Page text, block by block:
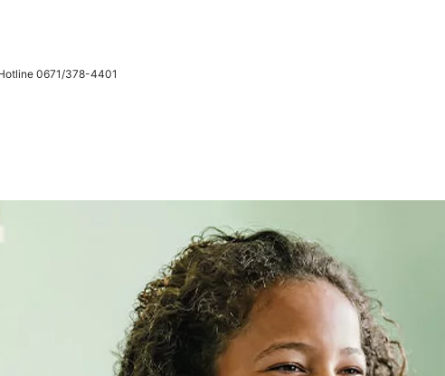
0671/378-4401